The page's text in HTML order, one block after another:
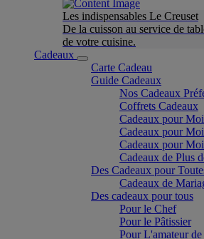
Les indispensables Le Creuset
De la cuisson au service de
de votre cuisine.
Cadeaux
Carte Cadeau
Guide Cadeaux
Nos Cadeaux
Coffrets Cadeaux
Cadeaux pour
Cadeaux pour
Cadeaux pour
Cadeaux de Plus
Des Cadeaux pour
Cadeaux de
Des cadeaux pour tous
Pour le Chef
Pour le Pâtissier
Pour L'amateur